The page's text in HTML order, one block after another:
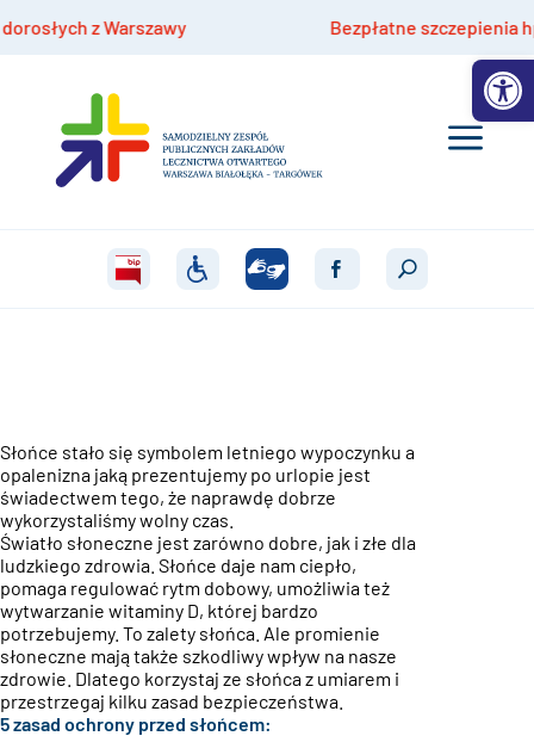
z Warszawy Bezpłatne szczepienia hpv dla
Słońce stało się symbolem letniego wypoczynku a
opalenizna jaką prezentujemy po urlopie jest
świadectwem tego, że naprawdę dobrze
wykorzystaliśmy wolny czas.
Światło słoneczne jest zarówno dobre, jak i złe dla
ludzkiego zdrowia. Słońce daje nam ciepło,
pomaga regulować rytm dobowy, umożliwia też
wytwarzanie witaminy D, której bardzo
potrzebujemy. To zalety słońca. Ale promienie
słoneczne mają także szkodliwy wpływ na nasze
zdrowie. Dlatego korzystaj ze słońca z umiarem i
przestrzegaj kilku zasad bezpieczeństwa.
5 zasad ochrony przed słońcem: